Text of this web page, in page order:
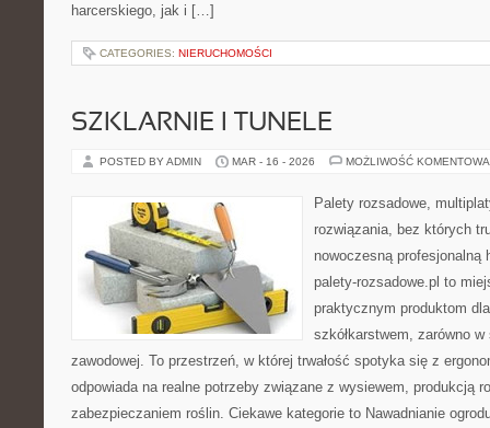
harcerskiego, jak i […]
CATEGORIES: NIERUCHOMOŚCI
SZKLARNIE I TUNELE
POSTED BY ADMIN MAR - 16 - 2026 MOŻLIWOŚĆ
Palety rozsadowe,
rozwiązania, bez których
nowoczesną profesjonalną
palety-rozsadowe.pl to
praktycznym produktom
szkółkarstwem, zarówno
zawodowej. To przestrzeń, w której trwałość spotyka się z
odpowiada na realne potrzeby związane z wysiewem, produkcją
zabezpieczaniem roślin. Ciekawe kategorie to Nawadnianie